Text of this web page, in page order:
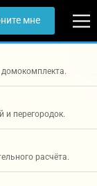
мне
и перегородок.
расчёта.